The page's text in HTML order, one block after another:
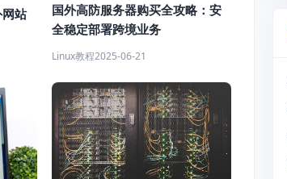
站
国外高防服务器购买全攻略：安
全稳定部署跨境业务
Linux教程2025-06-21